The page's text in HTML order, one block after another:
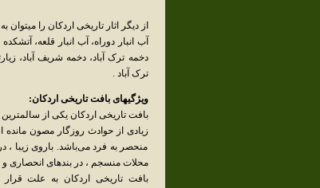
از دیگر اثار تاریخی اردکان را میتوان
آب انبار دوراه، آب انبار قلعه،
دخمه ترک آباد، دخمه شریف آباد،
ترک آباد .
ویژگیهای بافت تاریخی اردکان:
بافت تاریخی اردکان یکی از
زیادی از حوادث روزگار مصون
منحصر به فرد می‌باشد. باروی زیبا ،
محلات منسجم ، در بندهای انحصاری
بافت تاریخی اردکان به علت